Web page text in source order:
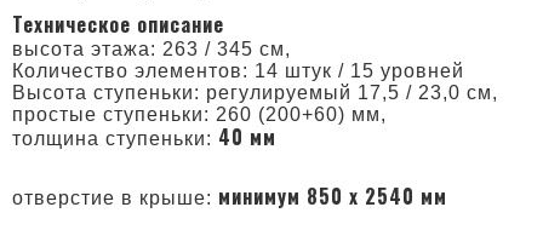
Техническое описание
высота этажа: 263 / 345 см,
Количество элементов: 14 штук / 15 уровней
Высота ступеньки: регулируемый 17,5 / 23,0 см,
простые ступеньки: 260 (200+60) мм,
толщина ступеньки: 40 мм
отверстие в крыше: минимум 850 x 2540 мм